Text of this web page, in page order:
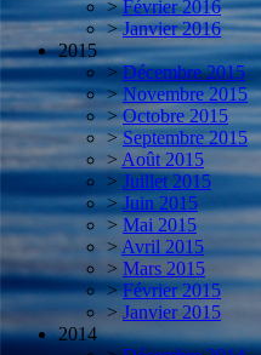
> Février 2016
> Janvier 2016
2015
> Décembre 2015
> Novembre 2015
> Octobre 2015
> Septembre 2015
> Août 2015
> Juillet 2015
> Juin 2015
> Mai 2015
> Avril 2015
> Mars 2015
> Février 2015
> Janvier 2015
2014